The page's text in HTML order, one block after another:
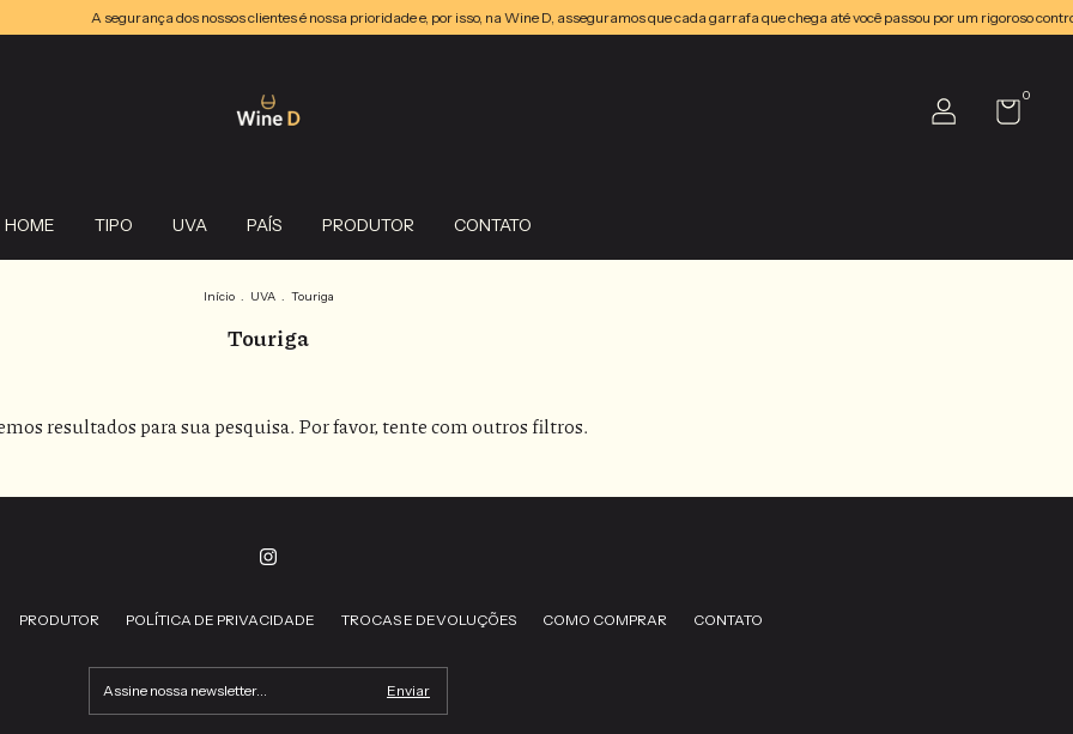
A segurança dos nossos clientes é nossa prioridade e, por isso, na Wine D, asseguramos que cada garrafa que chega até você passou por um rigoroso
0
HOME TIPO UVA PAÍS PRODUTOR CONTATO
Início . UVA . Touriga
Touriga
resultados para sua pesquisa. Por favor, tente com outros filtros.
PRODUTOR POLÍTICA DE PRIVACIDADE TROCAS E DEVOLUÇÕES COMO COMPRAR CONTATO